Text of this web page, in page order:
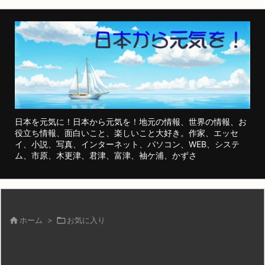
日本を元気に！日本から元気を！地元の情報、世界の情報、お
役立ち情報、面白いこと、楽しいこと大好き。作家、エッセ
イ、小説、写真、インターネット、パソコン、WEB、システ
ム、市原、木更津、君津、富津、袖ケ浦、かずさ
 ホーム > お気に入り